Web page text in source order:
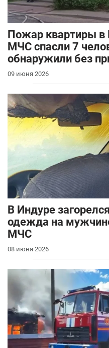
Пожар квартиры в
МЧС спасли 7
обнаружили без
09 июня 2026
В Индуре
одежда на
МЧС
08 июня 2026